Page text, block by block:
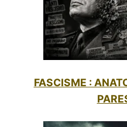
FASCISME :